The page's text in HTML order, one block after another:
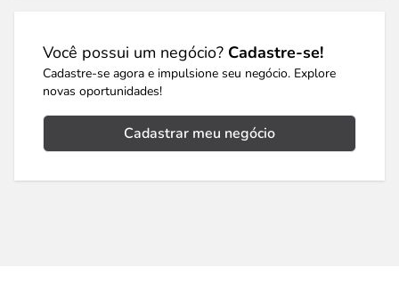
Você possui um negócio? Cadastre-se!
Cadastre-se agora e impulsione seu negócio. Explore
novas oportunidades!
Cadastrar meu negócio